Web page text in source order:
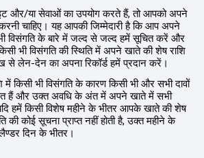
और/या सेवाओं का उपयोग करते हैं, तो आपको अपने
चाहिए। यह आपकी जिम्मेदारी है कि आप अपने
विसंगति के बारे में जल्द से जल्द हमें सूचित करें और
भी विसंगति की स्थिति में अपने खाते की शेष राशि
से लेन-देन का अपना रिकॉर्ड हमें प्रदान करें।
किसी भी विसंगति के कारण किसी भी और सभी दावों
हैं और उक्त अवधि के अंत में अपने खाते में सभी
हमें किसी विशेष महीने के भीतर आपके खाते की शेष
की कोई सूचना प्राप्त नहीं होती है, उक्त महीने के
दिन के भीतर।